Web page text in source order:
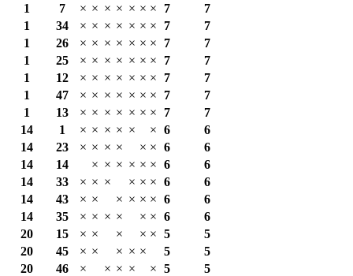
1
7 × × × × × × × 7
7
1
34 × × × × × × × 7
7
1
26 × × × × × × × 7
7
1
25 × × × × × × × 7
7
1
12 × × × × × × × 7
7
1
47 × × × × × × × 7
7
1
13 × × × × × × × 7
7
14
1 × × × × × × 6
6
14
23 × × × × × × 6
6
14
14 × × × × × × 6
6
14
33 × × × × × × 6
6
14
43 × × × × × × 6
6
14
35 × × × × × × 6
6
20
15 × × × × × 5
5
20
45 × × × × × 5
5
20
46 × × × × × 5
5